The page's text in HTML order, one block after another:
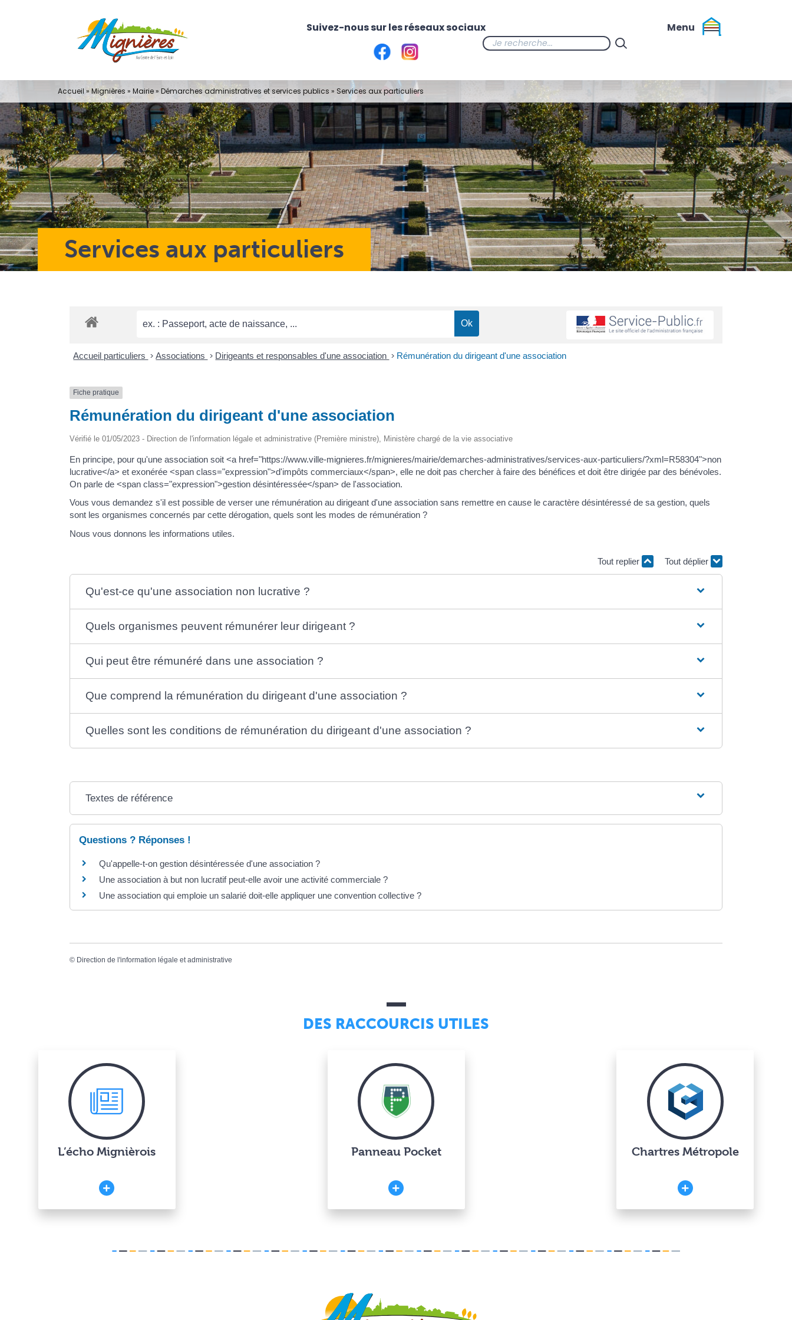
Services aux particuliers
Accueil » Mignières » Mairie» Démarches administratives et services publics » Services aux particuliers
Accueil particuliers > Associations > Dirigeants et responsables d'une association > Rémunération du dirigeant d'une association
Fiche pratique
Rémunération du dirigeant d'une association
Vérifié le 01/05/2023 - Direction de l'information légale et administrative (Première ministre), Ministère chargé de la vie associative
En principe, pour qu'une association soit <a href="https://www.ville-mignieres.fr/mignieres/mairie/demarches-administratives/services-aux-particuliers/?xml=R58304">non
lucrative</a> et exonérée <span class="expression">d'impôts commerciaux</span>, elle ne doit pas chercher à faire des bénéfices et doit être dirigée par des bénévoles.
On parle de <span class="expression">gestion désintéressée</span> de l'association.
Vous vous demandez s'il est possible de verser une rémunération au dirigeant d'une association sans remettre en cause le caractère désintéressé de sa gestion, quels
sont les organismes concernés par cette dérogation, quels sont les modes de rémunération ?
Nous vous donnons les informations utiles.
Tout replier Tout déplier
Qu'est-ce qu'une association non lucrative ?
Quels organismes peuvent rémunérer leur dirigeant ?
Qui peut être rémunéré dans une association ?
Que comprend la rémunération du dirigeant d'une association ?
Quelles sont les conditions de rémunération du dirigeant d'une association ?
Textes de référence
Questions ? Réponses !
Qu'appelle-t-on gestion désintéressée d'une association ?
Une association à but non lucratif peut-elle avoir une activité commerciale ?
Une association qui emploie un salarié doit-elle appliquer une convention collective ?
© Direction de l'information légale et administrative
DES RACCOURCIS UTILES
L’écho Mignièrois Panneau Pocket Chartres Métropole